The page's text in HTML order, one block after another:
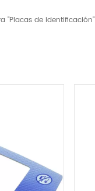
"Placas de identificación"